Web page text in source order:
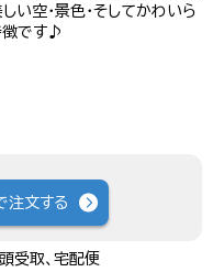
い空・景色・そしてかわいら
徴です♪
注文する
受取、宅配便